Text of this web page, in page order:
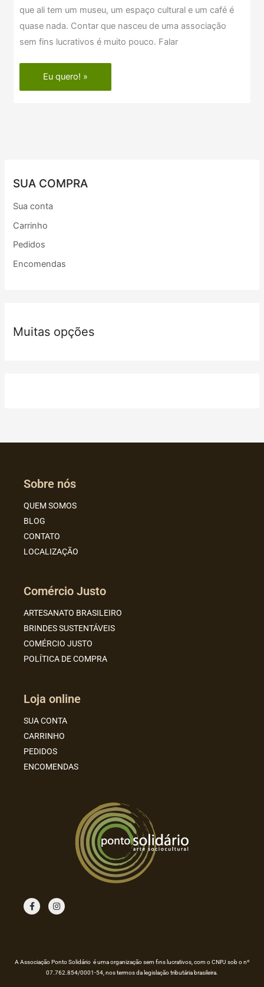
que ali tem um museu, um espaço cultural e um café é
quase nada. Contar que nasceu de uma associação
sem fins lucrativos é muito pouco. Falar
Eu quero! »
SUA COMPRA
Sua conta
Carrinho
Pedidos
Encomendas
Muitas opções
Sobre nós
QUEM SOMOS
BLOG
CONTATO
LOCALIZAÇÃO
Comércio Justo
ARTESANATO BRASILEIRO
BRINDES SUSTENTÁVEIS
COMÉRCIO JUSTO
POLÍTICA DE COMPRA
Loja online
SUA CONTA
CARRINHO
PEDIDOS
ENCOMENDAS
a
c
e
n
s
t
A Associação Ponto Solidário é uma organização sem fins lucrativos, com o CNPJ sob o nº
07.762.854/0001-54, nos termos da legislação tributária brasileira.